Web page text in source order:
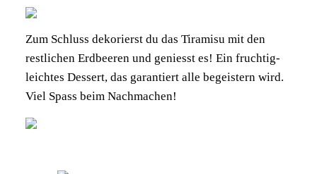
Zum Schluss dekorierst du das Tiramisu mit den
restlichen Erdbeeren und geniesst es! Ein fruchtig-
leichtes Dessert, das garantiert alle begeistern wird.
Viel Spass beim Nachmachen!